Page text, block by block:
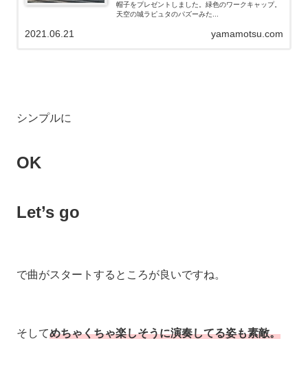
帽子をプレゼントしました。緑色のワークキャップ。
天空の城ラピュタのパズーみた...
yamamotsu.com
2021.06.21
シンプルに
OK
Let’s go
で曲がスタートするところが良いですね。
そしてめちゃくちゃ楽しそうに演奏してる姿も素敵。